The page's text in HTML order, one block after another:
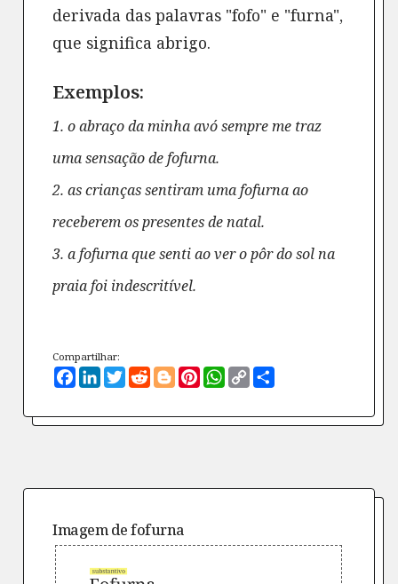
derivada das palavras "fofo" e "furna",
que significa abrigo.
Exemplos:
1. o abraço da minha avó sempre me traz
uma sensação de fofurna.
2. as crianças sentiram uma fofurna ao
receberem os presentes de natal.
3. a fofurna que senti ao ver o pôr do sol na
praia foi indescritível.
Compartilhar:
Facebook
LinkedIn
TwitterRedditBloggerPinterest
WhatsApp
Copy
Link
Imagem defofurna